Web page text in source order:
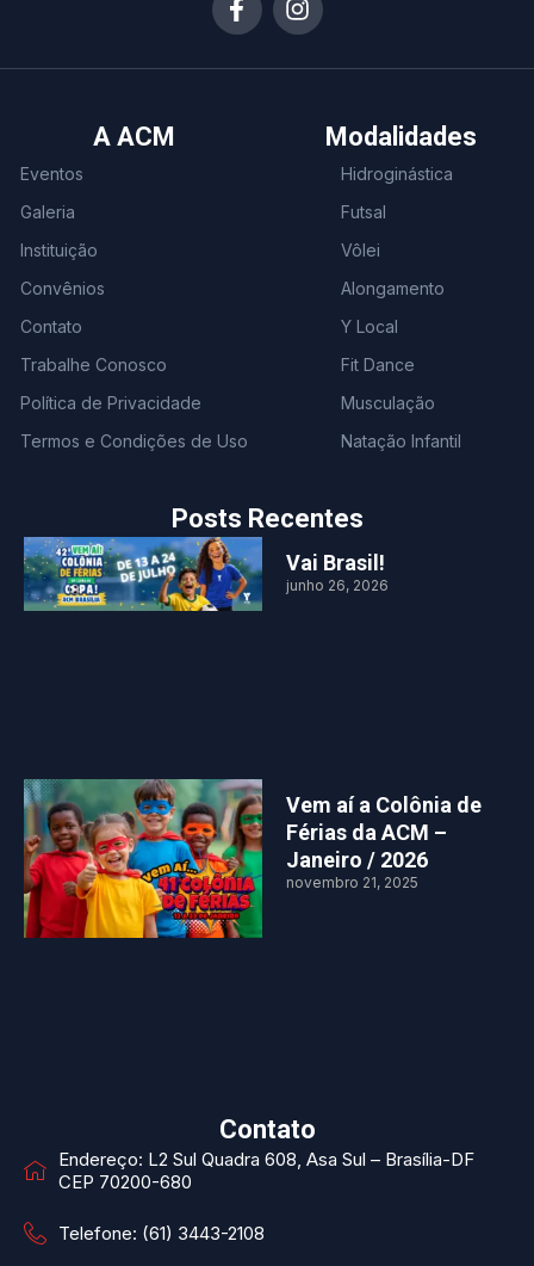
Modalidades
Hidroginástica
Futsal
Vôlei
Alongamento
Y Local
Fit Dance
Musculação
Natação Infantil
A ACM
Eventos
Galeria
Instituição
Convênios
Contato
Trabalhe Conosco
Política de Privacidade
Termos e Condições de Uso
Posts Recentes
Vai Brasil!
junho 26, 2026
Vem aí a Colônia de
Férias da ACM –
Janeiro / 2026
novembro 21, 2025
Contato
Endereço: L2 Sul Quadra 608, Asa Sul – Brasília-DF
CEP 70200-680
Telefone: (61) 3443-2108